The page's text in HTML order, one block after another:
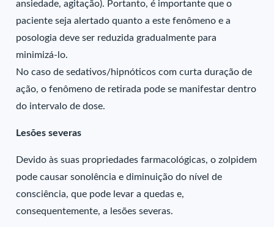
ansiedade, agitação). Portanto, é importante que o
paciente seja alertado quanto a este fenômeno e a
posologia deve ser reduzida gradualmente para
minimizá-lo.
No caso de sedativos/hipnóticos com curta duração de
ação, o fenômeno de retirada pode se manifestar dentro
do intervalo de dose.
Lesões severas
Devido às suas propriedades farmacológicas, o zolpidem
pode causar sonolência e diminuição do nível de
consciência, que pode levar a quedas e,
consequentemente, a lesões severas.